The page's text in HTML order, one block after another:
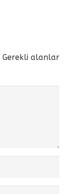
Gerekli alanlar